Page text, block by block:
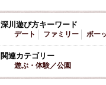
深川遊び方キーワード
デート ファミリー ボー
関連カテゴリー
遊ぶ・体験／公園